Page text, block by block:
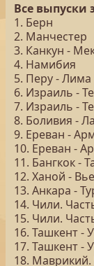
Все выпуски
1. Берн
2. Манчестер
3. Канкун -
4. Намибия
5. Перу - Лима
6. Израиль -
7. Израиль -
8. Боливия -
9. Ереван -
10. Ереван -
11. Бангкок -
12. Ханой -
13. Анкара -
14. Чили.
15. Чили.
16. Ташкент -
17. Ташкент -
18. Маврикий.